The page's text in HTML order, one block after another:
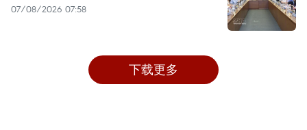
07/08/2026 07:58
下载更多